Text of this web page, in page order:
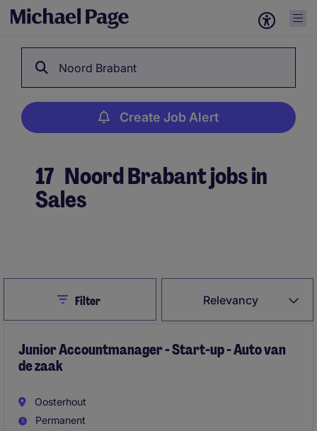
Noord Brabant
Create Job Alert
17 Noord Brabant jobs in
Sales
Relevancy
CloseFilter
Junior Accountmanager - Start-up - Auto van
de zaak
Oosterhout
Permanent